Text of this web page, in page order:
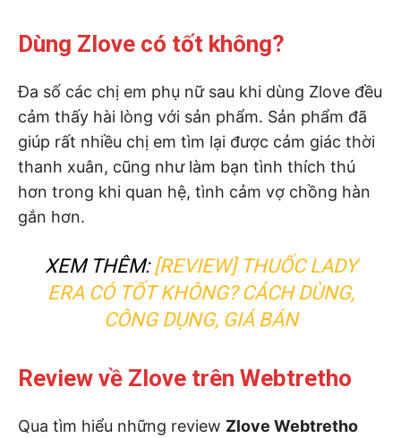
Dùng Zlove có tốt không?
Đa số các chị em phụ nữ sau khi dùng Zlove đều
cảm thấy hài lòng với sản phẩm. Sản phẩm đã
giúp rất nhiều chị em tìm lại được cảm giác thời
thanh xuân, cũng như làm bạn tình thích thú
hơn trong khi quan hệ, tình cảm vợ chồng hàn
gắn hơn.
XEM THÊM: [REVIEW] THUỐC LADY
ERA CÓ TỐT KHÔNG? CÁCH DÙNG,
CÔNG DỤNG, GIÁ BÁN
Review về Zlove trên Webtretho
Qua tìm hiểu những review Zlove Webtretho